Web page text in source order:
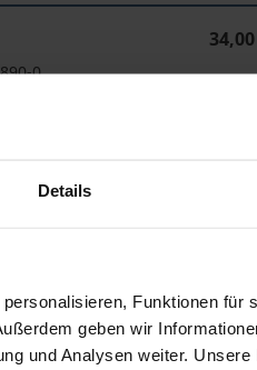
Details
Funktionen für
geben wir
und Analysen weiter.
0
Abhängig von der